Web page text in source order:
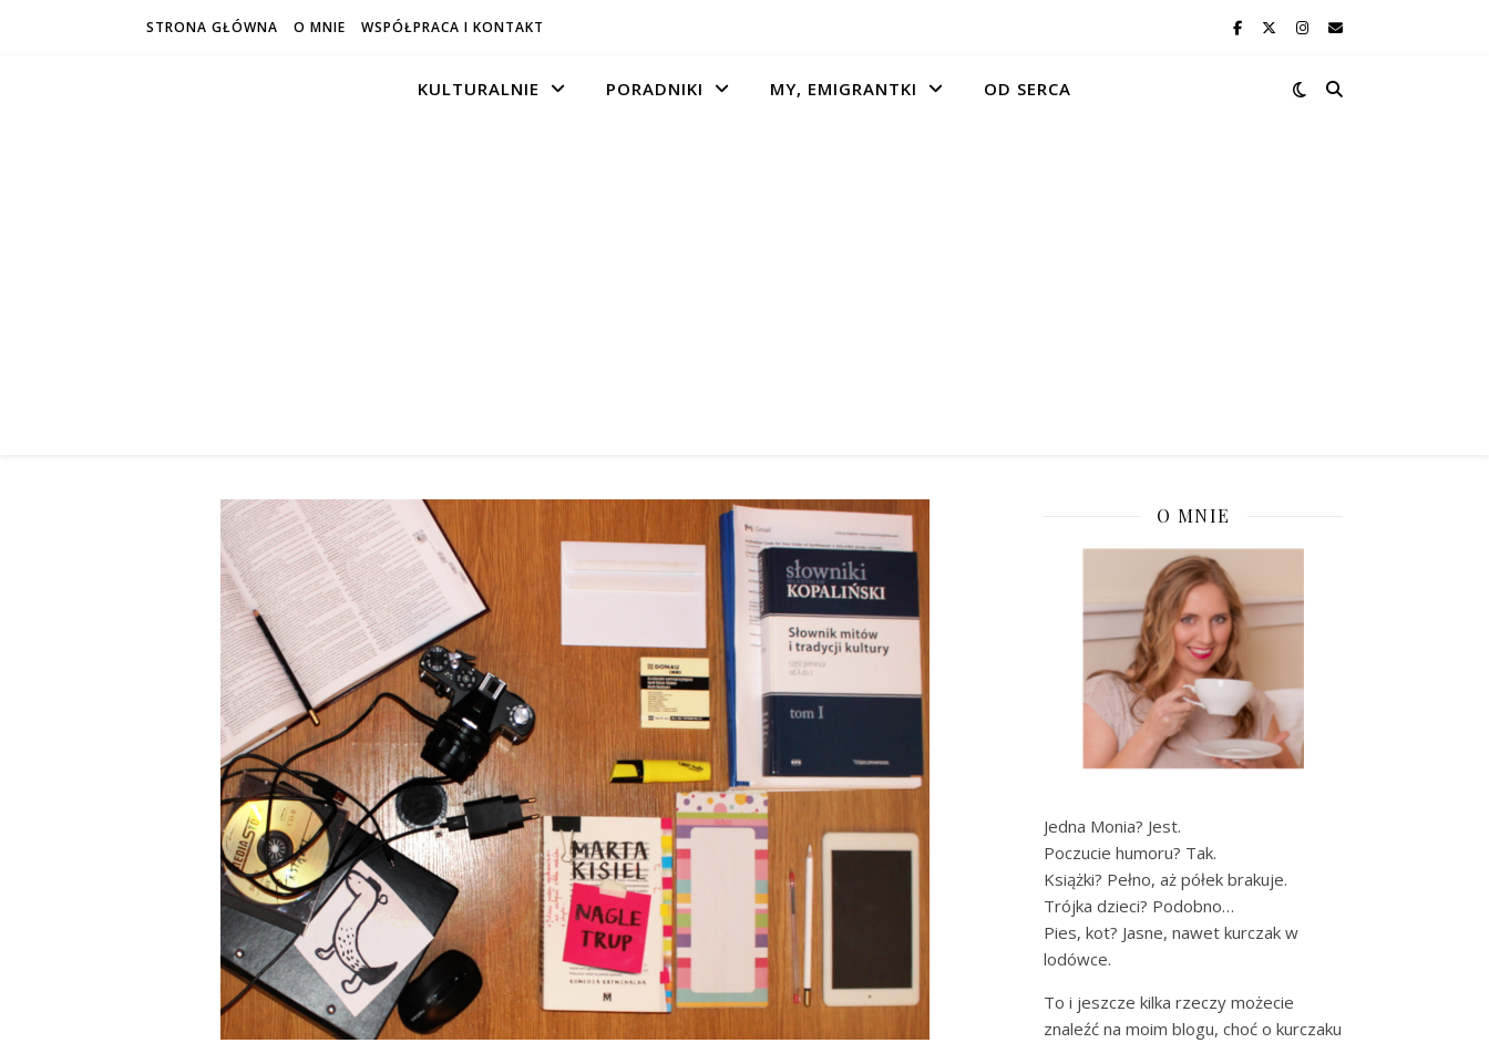
STRONA GŁÓWNA O MNIE WSPÓŁPRACA I KONTAKT
KULTURALNIE PORADNIKI MY, EMIGRANTKI OD SERCA
O MNIE
Jedna Monia? Jest.
Poczucie humoru? Tak.
Książki? Pełno, aż półek brakuje.
Trójka dzieci? Podobno…
Pies, kot? Jasne, nawet kurczak w
lodówce.
To i jeszcze kilka rzeczy możecie
znaleźć na moim blogu, choć o kurczaku